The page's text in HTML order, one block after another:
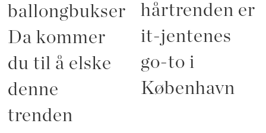
ballongbukser?
Da kommer
du til å elske
denne
trenden
hårtrenden er
it-jentenes
go-to i
København